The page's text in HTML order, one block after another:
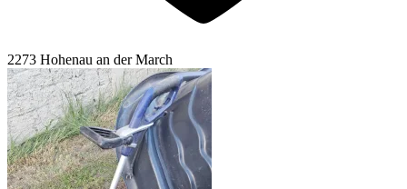
2273 Hohenau an der March